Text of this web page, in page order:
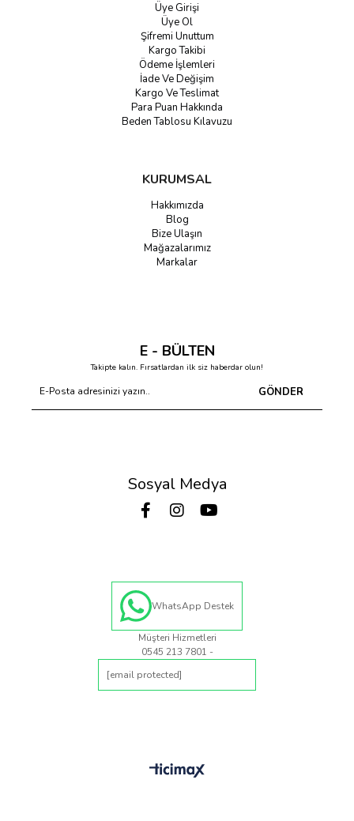
Üye Girişi
Üye Ol
Şifremi Unuttum
Kargo Takibi
Ödeme İşlemleri
İade Ve Değişim
Kargo Ve Teslimat
Para Puan Hakkında
Beden Tablosu Kılavuzu
KURUMSAL
Hakkımızda
Blog
Bize Ulaşın
Mağazalarımız
Markalar
E - BÜLTEN
Takipte kalın. Fırsatlardan ilk siz haberdar olun!
GÖNDER
Sosyal Medya
WhatsApp Destek
Müşteri Hizmetleri
0545 213 7801 -
[email protected]